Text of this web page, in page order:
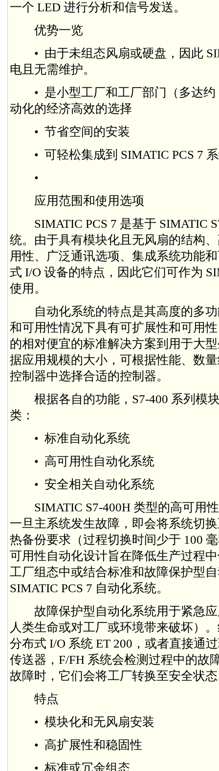
一个 LED 进行分析和信号发送。
优势一览
• 由于未组态风扇或硬盘，因此
电且无需维护。
• 是小型工厂和工厂部门（多达约
动化的经济高效的选择
• 节省空间的安装
• 可轻松集成到 SIMATIC PCS 7
•
应用范围和使用选项
SIMATIC PCS 7 是基于 SIMATIC
统。由于具有模块化且无风扇的结构
用性、广泛通讯选项、集成系统功能
式 I/O 设备的特点，因此它们可作为
使用。
自动化系统的特点是其高度的多功
和可用性情况下具有可扩展性和可用
的相对便宜的标准解决方案到用于大
据应用规模的大小，可根据性能、数
控制器中选择合适的控制器。
根据各自的功能，S7-400 系列模
类：
• 标准自动化系统
• 高可用性自动化系统
• 安全相关自动化系统
SIMATIC S7-400H 类型的高可用性
一旦主系统发生故障，即会将系统切
热备份要求（过程切换时间少于 100
可用性自动化设计旨在降低生产过程
工厂组态中或结合标准和故障保护型
SIMATIC PCS 7 自动化系统。
故障保护型自动化系统用于紧急应
人类生命或对工厂或环境带来破坏）
分布式 I/O 系统 ET 200，或者直接通
传送器，F/FH 系统会检测过程中的故
故障时，它们会将工厂转换至安全状
特点
• 模块化和无风扇安装
• 高扩展性和稳固性
• 标准或冗余组态